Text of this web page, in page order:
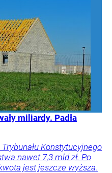
miliardy. Padła
Konstytucyjnego
nawet 7,3 mld zł. Po
jest jeszcze wyższa.